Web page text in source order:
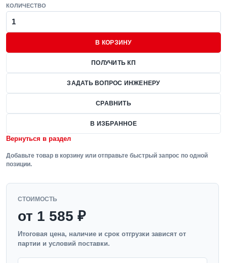
КОЛИЧЕСТВО
В КОРЗИНУ
ПОЛУЧИТЬ КП
ЗАДАТЬ ВОПРОС ИНЖЕНЕРУ
СРАВНИТЬ
В ИЗБРАННОЕ
Вернуться в раздел
Добавьте товар в корзину или отправьте быстрый запрос по одной
позиции.
СТОИМОСТЬ
от 1 585 ₽
Итоговая цена, наличие и срок отгрузки зависят от
партии и условий поставки.